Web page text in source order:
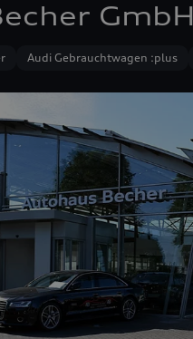
GmbH
Audi Gebrauchtwagen :plus